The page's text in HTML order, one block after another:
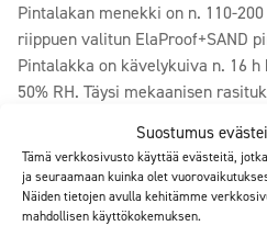
Suostumus
Tämä verkkosivusto käyttää evästeitä,
ja seuraamaan kuinka olet
Näiden tietojen avulla kehitämme
mahdollisen käyttökokemuksen.
Pintalakan menekki on n. 110-
riippuen valitun ElaProof+SAND
Pintalakka on kävelykuiva n. 16 h
50% RH. Täysi mekaanisen
HUOM! Jotkut ELACOAT
saattavat vaatia 2-3
saavuttamiseksi!